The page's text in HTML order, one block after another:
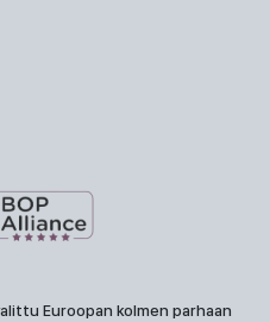
Euroopan kolmen parhaan